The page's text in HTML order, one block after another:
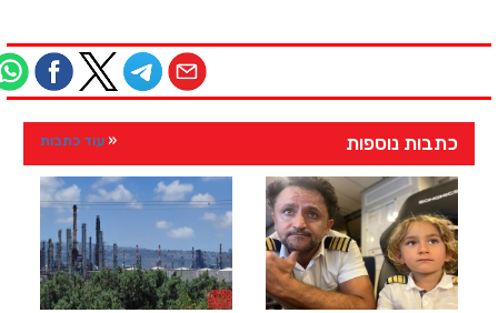
כתבות נוספות עוד כתבות